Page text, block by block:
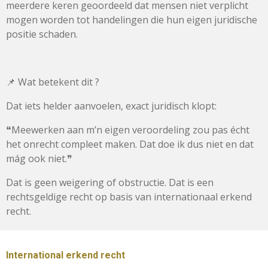
meerdere keren geoordeeld dat mensen niet verplicht
mogen worden tot handelingen die hun eigen juridische
positie schaden.
📌 Wat betekent dit ?
Dat iets helder aanvoelen, exact juridisch klopt:
❝Meewerken aan m’n eigen veroordeling zou pas écht
het onrecht compleet maken. Dat doe ik dus niet en dat
mág ook niet.❞
Dat is geen weigering of obstructie. Dat is een
rechtsgeldige recht op basis van internationaal erkend
recht.
International erkend recht